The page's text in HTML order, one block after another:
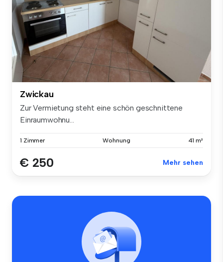
Zwickau
Zur Vermietung steht eine schön geschnittene
Einraumwohnu...
1 Zimmer Wohnung 41 m²
€ 250 Mehr sehen